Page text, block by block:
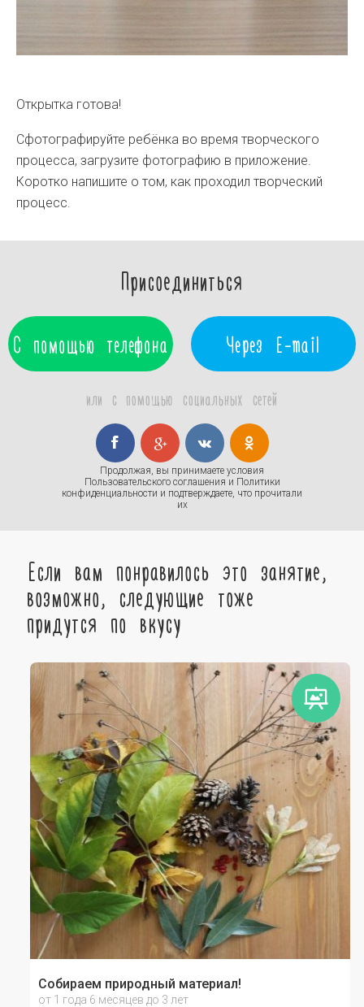
Открытка готова!
Сфотографируйте ребёнка во время творческого
процесса, загрузите фотографию в приложение.
Коротко напишите о том, как проходил творческий
процесс.
Присоединиться
С помощью телефона Через E-mail
или с помощью социальных сетей
Продолжая, вы принимаете условия
Пользовательского соглашения и Политики
конфиденциальности и подтверждаете, что прочитали
их
Если вам понравилось это занятие,
возможно, следующие тоже
придутся по вкусу
Собираем природный материал!
от 1 года 6 месяцев до 3 лет